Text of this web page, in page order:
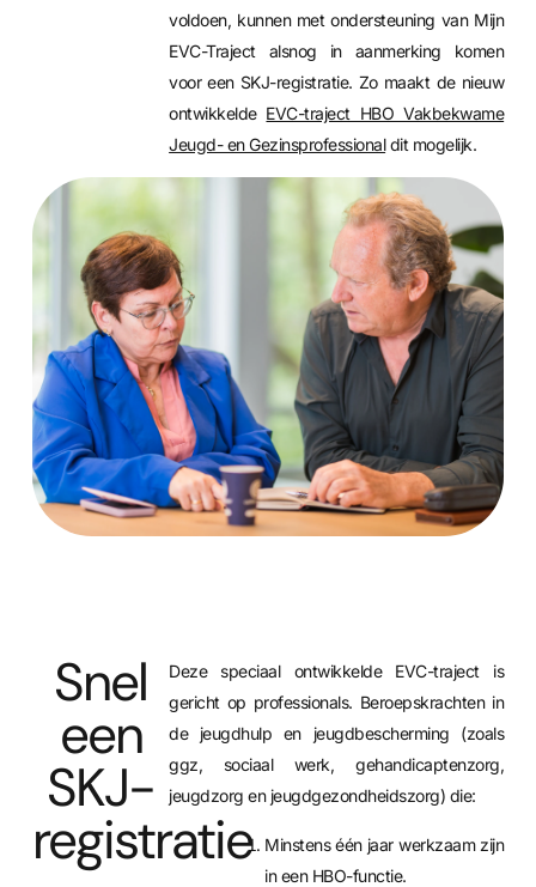
voldoen, kunnen met ondersteuning van Mijn
EVC-Traject alsnog in aanmerking komen
voor een SKJ-registratie. Zo maakt de nieuw
ontwikkelde EVC-traject HBO Vakbekwame
Jeugd- en Gezinsprofessionaldit mogelijk.
Snel
een
SKJ-
registratie
Deze speciaal ontwikkelde EVC-traject is
gericht op professionals. Beroepskrachten in
de jeugdhulp en jeugdbescherming (zoals
ggz, sociaal werk, gehandicaptenzorg,
jeugdzorg en jeugdgezondheidszorg) die:
Minstens één jaar werkzaam zijn
in een HBO-functie.